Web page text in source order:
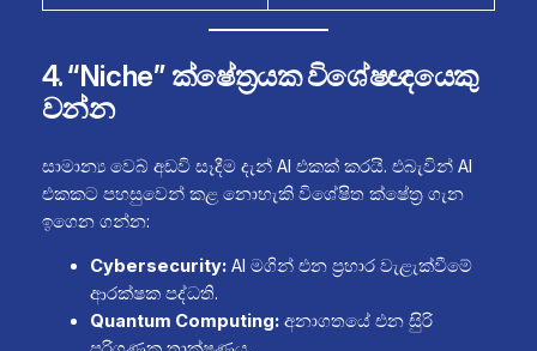
4. “Niche” ක්ෂේත්‍රයක විශේෂඥයෙකු
වන්න
සාමාන්‍ය වෙබ් අඩවි සෑදීම දැන් AI එකක් කරයි. එබැවින් AI
එකකට පහසුවෙන් කළ නොහැකි විශේෂිත ක්ෂේත්‍ර ගැන
ඉගෙන ගන්න:
Cybersecurity:AI මගින් එන ප්‍රහාර වැළැක්වීමේ
ආරක්ෂක පද්ධති.
Quantum Computing:අනාගතයේ එන සුිරි